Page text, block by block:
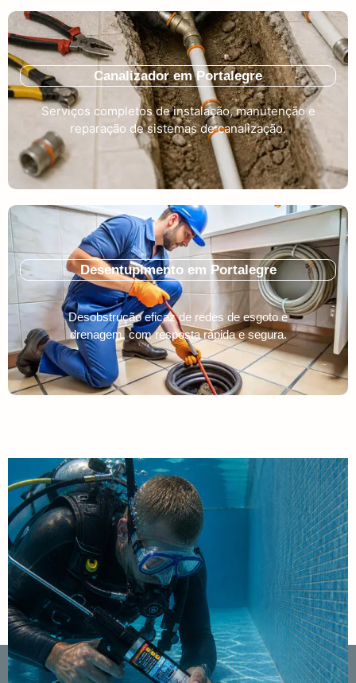
Canalizador em Portalegre
Serviços completos de instalação, manutenção e
reparação de sistemas de canalização.
Desentupimento em Portalegre
Desobstrução eficaz de redes de esgoto e
drenagem, com resposta rápida e segura.